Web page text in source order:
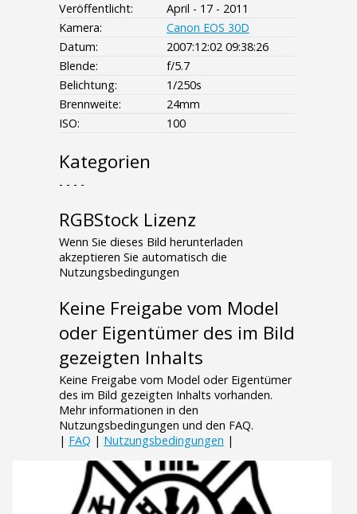
Veröffentlicht:
April - 17 - 2011
Kamera:
Canon EOS 30D
Datum:
2007:12:02 09:38:26
Blende:
f/5.7
Belichtung:
1/250s
Brennweite:
24mm
ISO:
100
Kategorien
- - - -
RGBStock Lizenz
Wenn Sie dieses Bild herunterladen
akzeptieren Sie automatisch die
Nutzungsbedingungen
Keine Freigabe vom Model
oder Eigentümer des im Bild
gezeigten Inhalts
Keine Freigabe vom Model oder Eigentümer
des im Bild gezeigten Inhalts vorhanden.
Mehr informationen in den
Nutzungsbedingungen und den FAQ.
| FAQ | Nutzungsbedingungen |